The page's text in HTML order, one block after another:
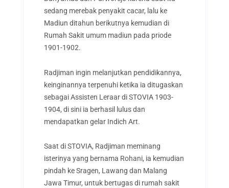
sedang merebak penyakit cacar, lalu ke
Madiun ditahun berikutnya kemudian di
Rumah Sakit umum madiun pada priode
1901-1902.
Radjiman ingin melanjutkan pendidikannya,
keinginannya terpenuhi ketika ia ditugaskan
sebagai Assisten Leraar di STOVIA 1903-
1904, di sini ia berhasil lulus dan
mendapatkan gelar Indich Art.
Saat di STOVIA, Radjiman meminang
isterinya yang bernama Rohani, ia kemudian
pindah ke Sragen, Lawang dan Malang
Jawa Timur, untuk bertugas di rumah sakit